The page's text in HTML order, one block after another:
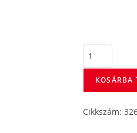
KOSÁRBA
Cikkszám: